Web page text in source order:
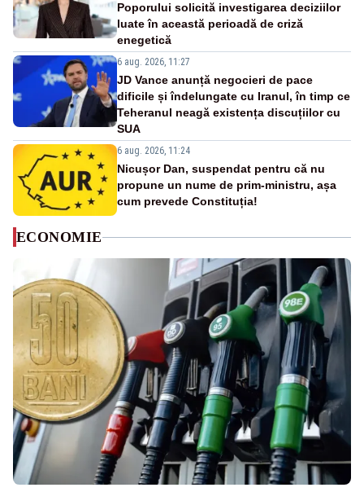
Poporului solicită investigarea deciziilor
luate în această perioadă de criză
enegetică
6 aug. 2026, 11:27
JD Vance anunță negocieri de pace
dificile și îndelungate cu Iranul, în timp ce
Teheranul neagă existența discuțiilor cu
SUA
6 aug. 2026, 11:24
Nicușor Dan, suspendat pentru că nu
propune un nume de prim-ministru, așa
cum prevede Constituția!
ECONOMIE